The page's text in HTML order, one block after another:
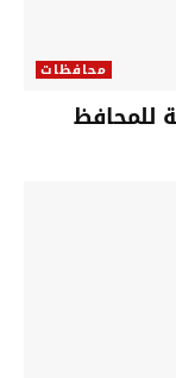
محافظات
للمحافظ